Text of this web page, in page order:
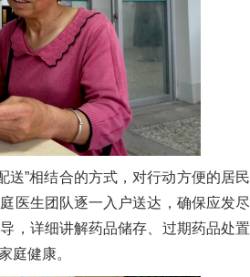
送”相结合的方式，对行动方便的居民
医生团队逐一入户送达，确保应发尽
，详细讲解药品储存、过期药品处置
庭健康。